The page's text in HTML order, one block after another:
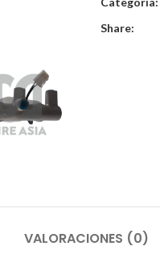
Share:
VALORACIONES (0)